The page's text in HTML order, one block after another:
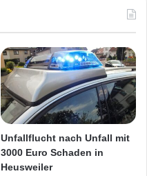
Unfallflucht nach Unfall mit
3000 Euro Schaden in
Heusweiler